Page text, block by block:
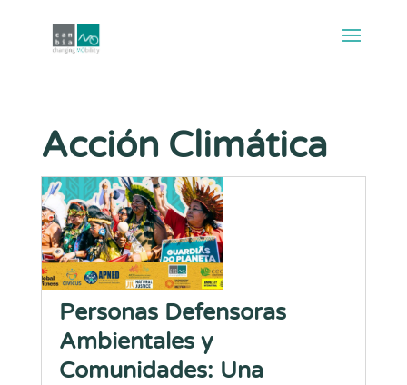
Acción Climática
Personas Defensoras
Ambientales y
Comunidades: Una